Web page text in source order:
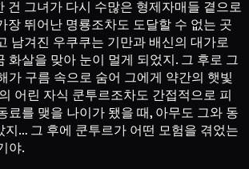
건 그녀가 다시 수많은 형제자매들 곁으로
장 뛰어난 명룡조차도 도달할 수 없는 곳
남겨진 우쿠쿠는 기만과 배신의 대가로
화살을 맞아 눈이 멀게 되었지. 그 후로 그
가 구름 속으로 숨어 그에게 약간의 햇빛
어린 자식 쿤투르조차도 간접적으로 피
료를 맺을 나이가 됐을 때, 아무도 그와 동
지… 그 후에 쿤투르가 어떤 모험을 겪었는
야.